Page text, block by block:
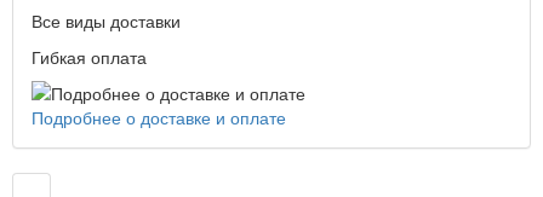
Все виды доставки
Гибкая оплата
Подробнее о доставке и оплате